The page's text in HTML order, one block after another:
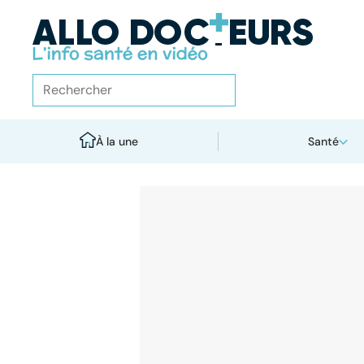
À la une Santé